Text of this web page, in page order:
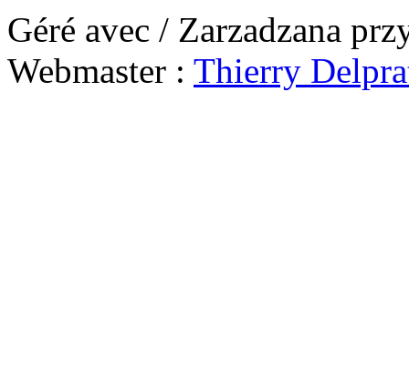
Géré avec / Zarzadzana
Webmaster : Thierry